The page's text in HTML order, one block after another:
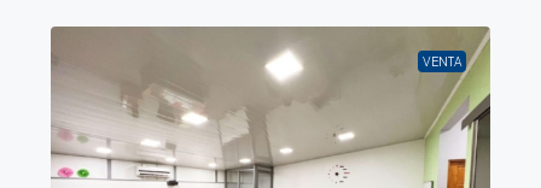
VENTA